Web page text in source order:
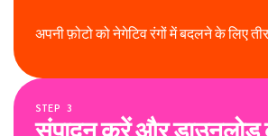
अपनी फ़ोटो को नेगेटिव रंगों में बदलने के लिए
STEP 3